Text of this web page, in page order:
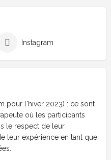
Instagram
pour l'hiver 2023) : ce sont
où les participants
le respect de leur
leur expérience en tant que